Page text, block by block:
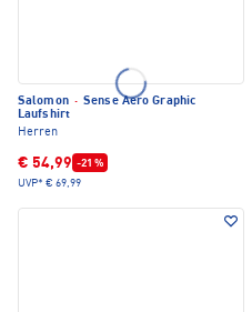
Salomon · Sense Aero Graphic
Laufshirt
Herren
€ 54,99 -21 %
UVP* € 69,99